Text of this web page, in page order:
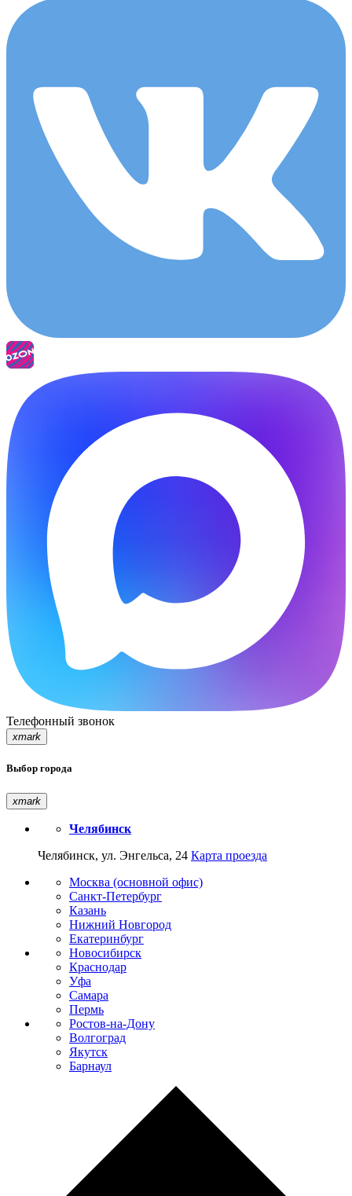
Телефонный звонок
xmark
Выбор города
xmark
Челябинск
Челябинск, ул. Энгельса, 24 Карта проезда
Москва (основной офис)
Санкт-Петербург
Казань
Нижний Новгород
Екатеринбург
Новосибирск
Краснодар
Уфа
Самара
Пермь
Ростов-на-Дону
Волгоград
Якутск
Барнаул